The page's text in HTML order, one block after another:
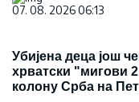
07. 08. 2026 06:13
Убијена деца још
хрватски "мигови
колону Срба на